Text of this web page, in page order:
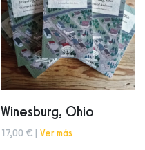
Winesburg, Ohio
17,00 € | Ver más